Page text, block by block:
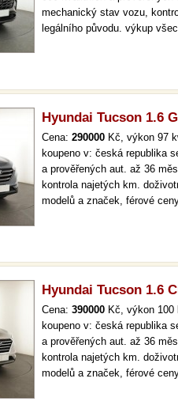
mechanický stav vozu,
legálního původu. výkup
36 měsíců garance na
Hyundai Tucson 1.6
Cena: 290000 Kč, výkon 97
koupeno v: česká republika
a prověřených aut. až 36
kontrola najetých km.
modelů a značek, férové
měsíců garance na
Hyundai Tucson 1.6
Cena: 390000 Kč, výkon 100
koupeno v: česká republika
a prověřených aut. až 36
kontrola najetých km.
modelů a značek, férové
36 měsíců garance na